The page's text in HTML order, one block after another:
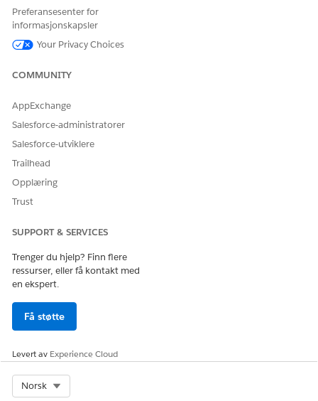
Lagre endringene.
HJALP DENNE ARTIKKELEN MED Å LØSE PROBLEMET DITT?
Preferansesenter for
informasjonskapsler
Your Privacy Choices
COMMUNITY
AppExchange
Salesforce-administratorer
Salesforce-utviklere
Trailhead
Opplæring
Trust
SUPPORT & SERVICES
Trenger du hjelp? Finn flere
ressurser, eller få kontakt med
en ekspert.
Få støtte
Levert av Experience Cloud
Norsk